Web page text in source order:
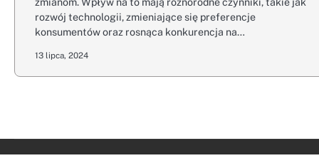
rozwój technologii, zmieniające się preferencje
konsumentów oraz rosnąca konkurencja na…
13 lipca, 2024